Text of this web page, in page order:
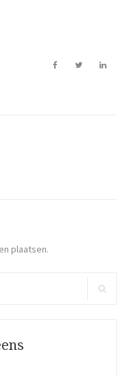
plaatsen.